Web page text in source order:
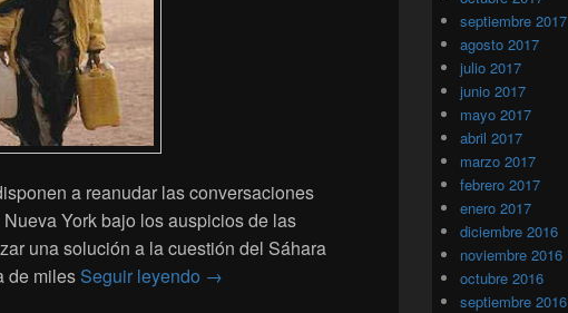
a reanudar las conversaciones
York bajo los auspicios de las
una solución a la cuestión del Sáhara
de miles Seguir leyendo Tinduf: 35 años de prisión a cielo abierto
→
septiembre 2017
agosto 2017
julio 2017
junio 2017
mayo 2017
abril 2017
marzo 2017
febrero 2017
enero 2017
diciembre 2016
noviembre 2016
octubre 2016
septiembre 2016